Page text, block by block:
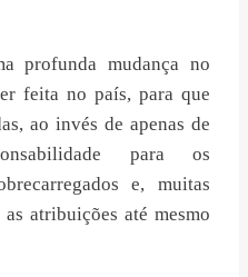
profunda mudança no
feita no país, para que
ao invés de apenas de
para os
e, muitas
atribuições até mesmo